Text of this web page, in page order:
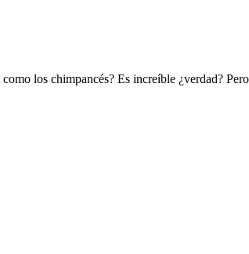
los chimpancés? Es increíble ¿verdad?